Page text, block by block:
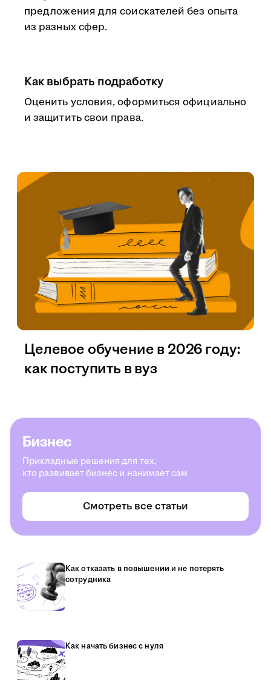
предложения для соискателей без опыта
из разных сфер.
Как выбрать подработку
Оценить условия, оформиться официально
и защитить свои права.
Целевое обучение в 2026 году:
как поступить в вуз
Бизнес
Прикладные решения для тех,
кто развивает бизнес и нанимает сам
Смотреть все статьи
Как отказать в повышении и не потерять
сотрудника
Как начать бизнес с нуля